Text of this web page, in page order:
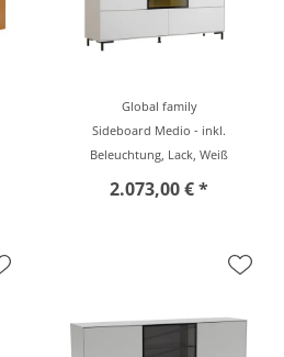
Global family
Sideboard Medio - inkl.
Beleuchtung, Lack, Weiß
2.073,00 € *